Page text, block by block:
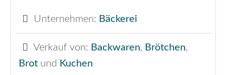
Unternehmen: Bäckerei
Verkauf von: Backwaren, Brötchen,
Brot und Kuchen